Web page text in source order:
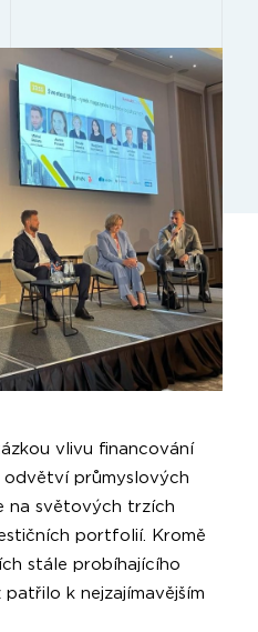
vlivu financování
odvětví průmyslových
na světových trzích
portfolií. Kromě
stále probíhajícího
k nejzajímavějším